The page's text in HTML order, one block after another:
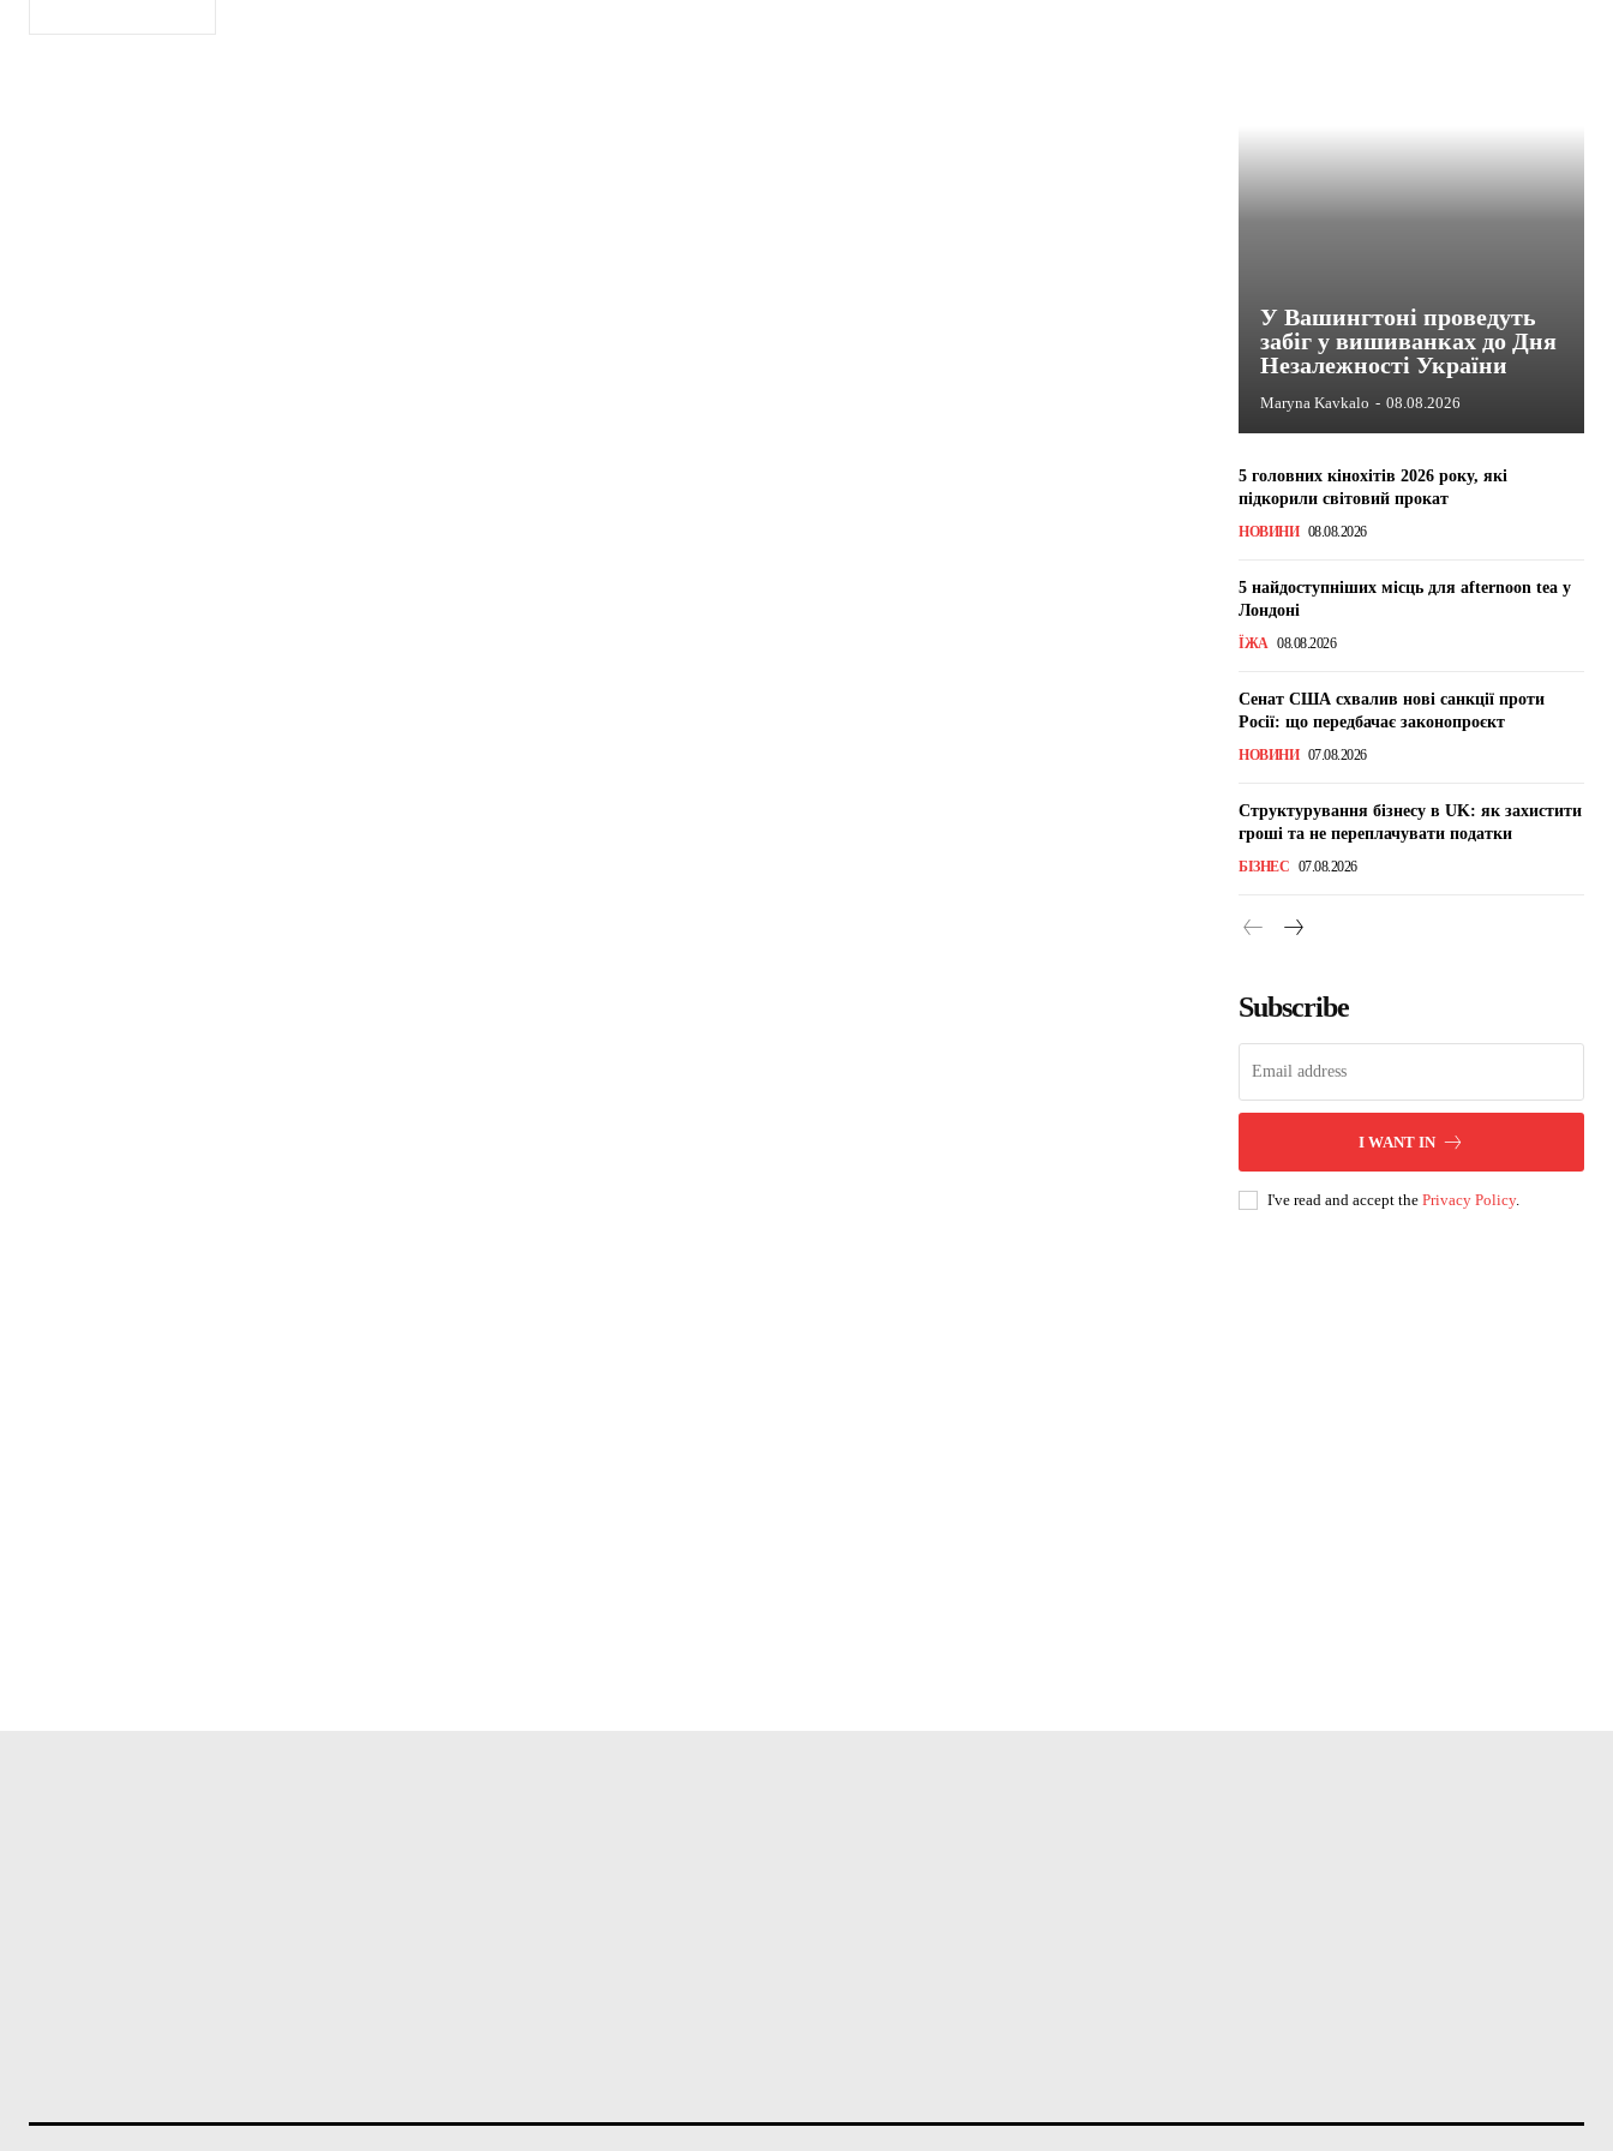
У Вашингтоні проведуть
забіг у вишиванках до Дня
Незалежності України
Maryna Kavkalo - 08.08.2026
5 головних кінохітів 2026 року, які
підкорили світовий прокат
НОВИНИ 08.08.2026
5 найдоступніших місць для afternoon tea у
Лондоні
ЇЖА 08.08.2026
Сенат США схвалив нові санкції проти
Росії: що передбачає законопроєкт
НОВИНИ 07.08.2026
Структурування бізнесу в UK: як захистити
гроші та не переплачувати податки
БІЗНЕС 07.08.2026
Subscribe
I WANT IN
I've read and accept the Privacy Policy.